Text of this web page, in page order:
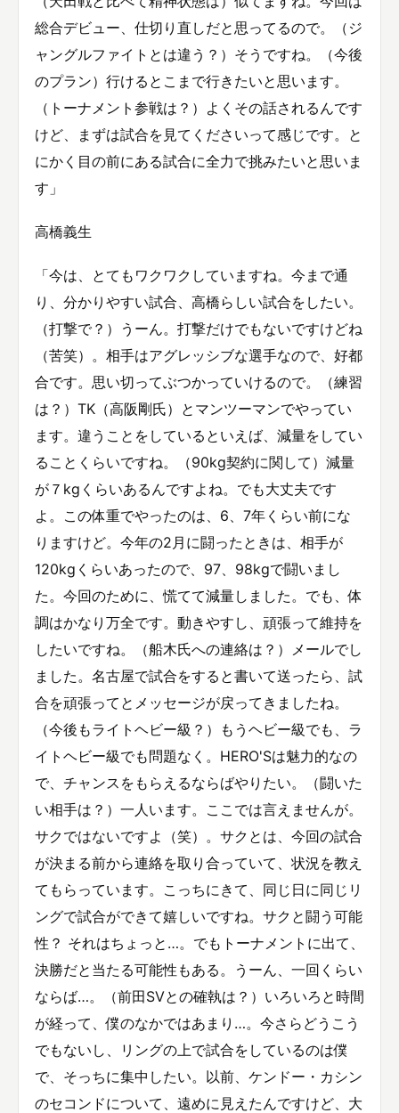
総合デビュー、仕切り直しだと思ってるので。（ジ
ャングルファイトとは違う？）そうですね。（今後
のプラン）行けるとこまで行きたいと思います。
（トーナメント参戦は？）よくその話されるんです
けど、まずは試合を見てくださいって感じです。と
にかく目の前にある試合に全力で挑みたいと思いま
す」
高橋義生
「今は、とてもワクワクしていますね。今まで通
り、分かりやすい試合、高橋らしい試合をしたい。
（打撃で？）うーん。打撃だけでもないですけどね
（苦笑）。相手はアグレッシブな選手なので、好都
合です。思い切ってぶつかっていけるので。（練習
は？）TK（高阪剛氏）とマンツーマンでやってい
ます。違うことをしているといえば、減量をしてい
ることくらいですね。（90kg契約に関して）減量
が７kgくらいあるんですよね。でも大丈夫です
よ。この体重でやったのは、6、7年くらい前にな
りますけど。今年の2月に闘ったときは、相手が
120kgくらいあったので、97、98kgで闘いまし
た。今回のために、慌てて減量しました。でも、体
調はかなり万全です。動きやすし、頑張って維持を
したいですね。（船木氏への連絡は？）メールでし
ました。名古屋で試合をすると書いて送ったら、試
合を頑張ってとメッセージが戻ってきましたね。
（今後もライトヘビー級？）もうヘビー級でも、ラ
イトヘビー級でも問題なく。HERO'Sは魅力的なの
で、チャンスをもらえるならばやりたい。（闘いた
い相手は？）一人います。ここでは言えませんが。
サクではないですよ（笑）。サクとは、今回の試合
が決まる前から連絡を取り合っていて、状況を教え
てもらっています。こっちにきて、同じ日に同じリ
ングで試合ができて嬉しいですね。サクと闘う可能
性？ それはちょっと…。でもトーナメントに出て、
決勝だと当たる可能性もある。うーん、一回くらい
ならば…。（前田SVとの確執は？）いろいろと時間
が経って、僕のなかではあまり…。今さらどうこう
でもないし、リングの上で試合をしているのは僕
で、そっちに集中したい。以前、ケンドー・カシン
のセコンドについて、遠めに見えたんですけど、大